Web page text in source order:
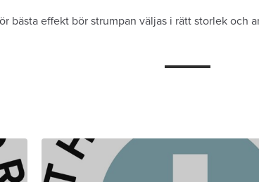
bästa effekt bör strumpan väljas i rätt storlek och